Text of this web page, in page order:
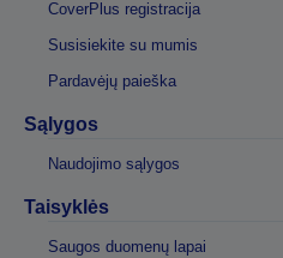
CoverPlus registracija
Susisiekite su mumis
Pardavėjų paieška
Sąlygos
Naudojimo sąlygos
Taisyklės
Saugos duomenų lapai